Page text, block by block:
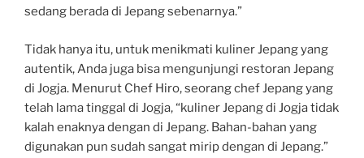
sedang berada di Jepang sebenarnya.”
Tidak hanya itu, untuk menikmati kuliner Jepang yang
autentik, Anda juga bisa mengunjungi restoran Jepang
di Jogja. Menurut Chef Hiro, seorang chef Jepang yang
telah lama tinggal di Jogja, “kuliner Jepang di Jogja tidak
kalah enaknya dengan di Jepang. Bahan-bahan yang
digunakan pun sudah sangat mirip dengan di Jepang.”